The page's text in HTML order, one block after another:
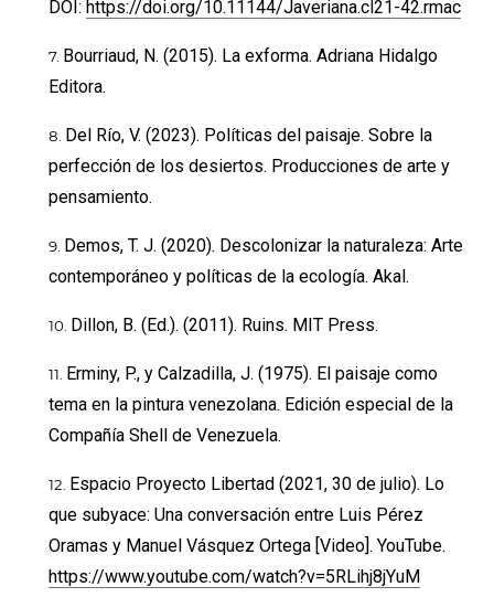
DOI: https://doi.org/10.11144/Javeriana.cl21-42.rmac
Bourriaud, N. (2015). La exforma. Adriana Hidalgo
Editora.
Del Río, V. (2023). Políticas del paisaje. Sobre la
perfección de los desiertos. Producciones de arte y
pensamiento.
Demos, T. J. (2020). Descolonizar la naturaleza: Arte
contemporáneo y políticas de la ecología. Akal.
Dillon, B. (Ed.). (2011). Ruins. MIT Press.
Erminy, P., y Calzadilla, J. (1975). El paisaje como
tema en la pintura venezolana. Edición especial de la
Compañía Shell de Venezuela.
Espacio Proyecto Libertad (2021, 30 de julio). Lo
que subyace: Una conversación entre Luis Pérez
Oramas y Manuel Vásquez Ortega [Video]. YouTube.
https://www.youtube.com/watch?v=5RLihj8jYuM